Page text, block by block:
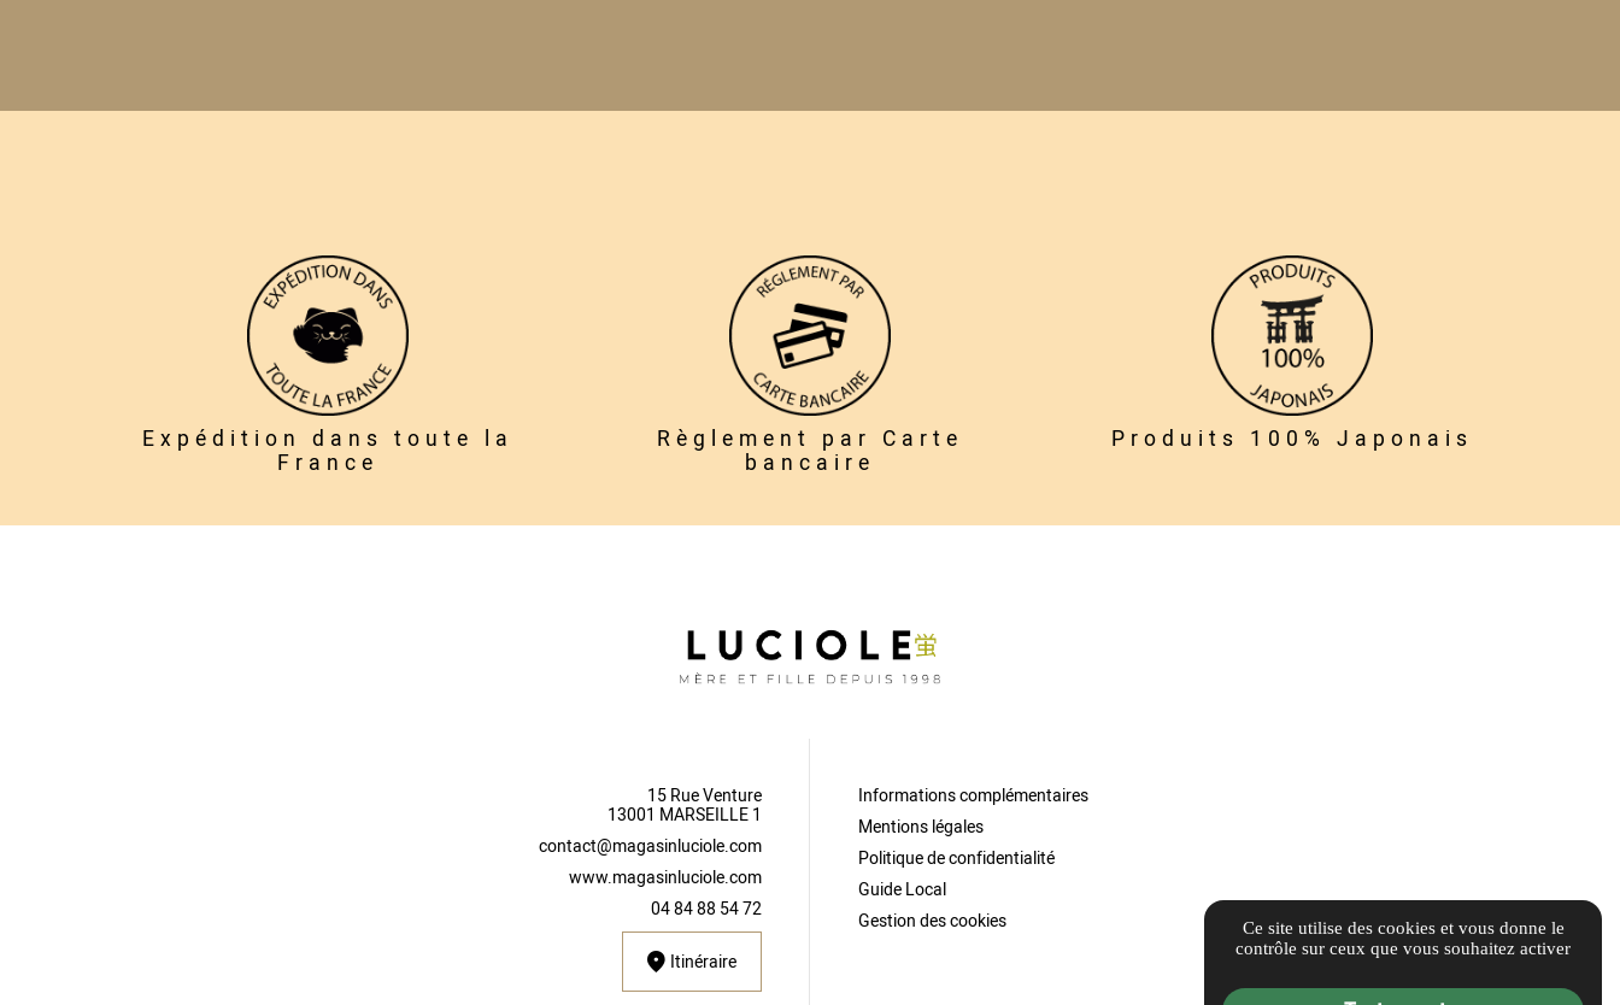
Expédition dans toute la
France
Règlement par Carte
bancaire
Produits 100% Japonais
15 Rue Venture
13001 MARSEILLE 1
contact@magasinluciole.com
www.magasinluciole.com
04 84 88 54 72
Itinéraire
Informations complémentaires
Mentions légales
Politique de confidentialité
Guide Local
Gestion des cookies
Ce site utilise des cookies et vous donne le
contrôle sur ceux que vous souhaitez activer